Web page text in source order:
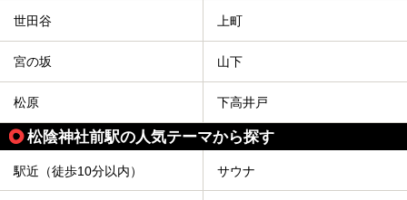
世田谷 上町
宮の坂 山下
松原 下高井戸
松陰神社前駅の人気テーマから探す
駅近（徒歩10分以内） サウナ